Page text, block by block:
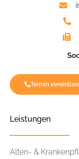
Termin
Leistungen
Alten- &